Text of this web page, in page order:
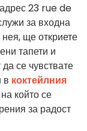
23 rue de
за входна
ще откриете
тапети и
се чувствате
в коктейлния
който се
за радост